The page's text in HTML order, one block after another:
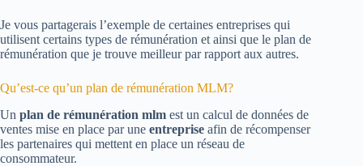
Je vous partagerais l’exemple de certaines entreprises qui
utilisent certains types de rémunération et ainsi que le plan de
rémunération que je trouve meilleur par rapport aux autres.
Qu’est-ce qu’un plan de rémunération MLM?
Un plan de rémunération mlm est un calcul de données de
ventes mise en place par une entreprise afin de récompenser
les partenaires qui mettent en place un réseau de
consommateur.